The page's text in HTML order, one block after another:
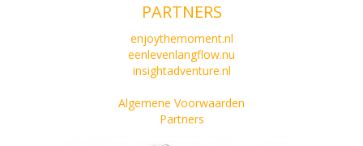
PARTNERS
enjoythemoment.nl
eenlevenlangflow.nu
insightadventure.nl
Algemene Voorwaarden
Partners